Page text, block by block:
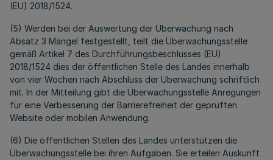
(EU) 2018/1524.
(5) Werden bei der Auswertung der Überwachung nach
Absatz 3 Mängel festgestellt, teilt die Überwachungsstelle
gemäß Artikel 7 des Durchführungsbeschlusses (EU)
2018/1524 dies der öffentlichen Stelle des Landes innerhalb
von vier Wochen nach Abschluss der Überwachung schriftlich
mit. In der Mitteilung gibt die Überwachungsstelle Anregungen
für eine Verbesserung der Barrierefreiheit der geprüften
Website oder mobilen Anwendung.
(6) Die öffentlichen Stellen des Landes unterstützen die
Überwachungsstelle bei ihren Aufgaben. Sie erteilen Auskunft